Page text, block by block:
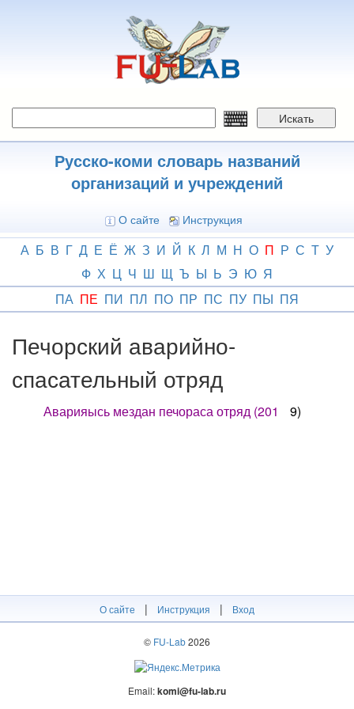
Искать
Русско-коми словарь названий
организаций и учреждений
О сайте Инструкция
А Б В Г Д Е Ё Ж З И Й К Л М Н О П Р С Т У
Ф Х Ц Ч Ш Щ Ъ Ы Ь Э Ю Я
ПА ПЕ ПИ ПЛ ПО ПР ПС ПУ ПЫ ПЯ
Печорский аварийно-
спасательный отряд
Аварияысь мездан печораса отряд (201 9)
О сайте | Инструкция | Вход
© FU-Lab2026
Email:komi@fu-lab.ru